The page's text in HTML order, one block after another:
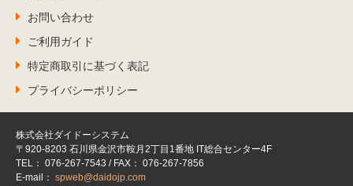
お問い合わせ
ご利用ガイド
特定商取引に基づく表記
プライバシーポリシー
株式会社ダイドーシステム
〒920-8203 石川県金沢市鞍月2丁目1番地 IT総合センター4F
TEL： 076-267-7543 / FAX： 076-267-7856
E-mail： spweb@daidojp.com